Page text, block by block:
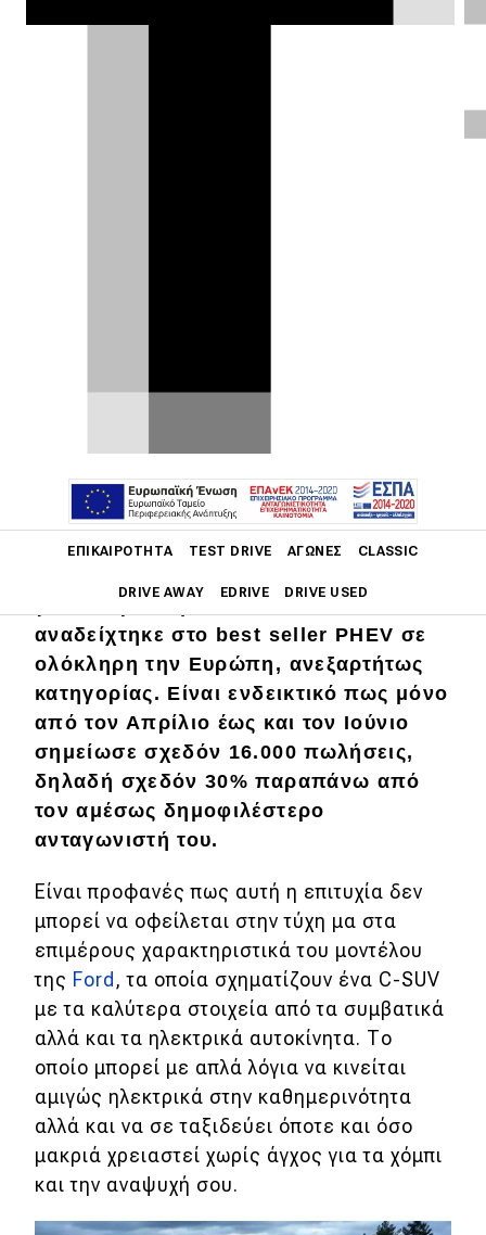
ΕΠΙΚΑΙΡΌΤΗΤΑ TEST DRIVE ΑΓΏΝΕΣ CLASSIC
DRIVE AWAY EDRIVE DRIVE USED
Main navigation
Επικαιρότητα
Νέα μοντέλα
Πρωτότυπα
Ελλάδα
Κόσμος
Τεχνολογία
Ασφάλεια
Αγορά
Απόψεις
Test Drive
Δοκιμή
Αποστολή
Συγκρίνουμε
αδυσώπητο ανταγωνισμό και αυτό
Οι αριθμοί λένε πάντα την αλήθεια. Και
για την περίπτωση του
Ford Kuga
αναδείχτηκε στο best seller PHEV σε
ολόκληρη την Ευρώπη, ανεξαρτήτως
κατηγορίας. Είναι ενδεικτικό πως μόνο
από τον Απρίλιο έως και τον Ιούνιο
σημείωσε σχεδόν 16.000 πωλήσεις,
δηλαδή σχεδόν 30% παραπάνω από
τον αμέσως δημοφιλέστερο
ανταγωνιστή του.
Είναι προφανές πως αυτή η επιτυχία δεν
μπορεί να οφείλεται στην τύχη μα στα
επιμέρους χαρακτηριστικά του μοντέλου
της Ford , τα οποία σχηματίζουν ένα C-SUV
με τα καλύτερα στοιχεία από τα συμβατικά
αλλά και τα ηλεκτρικά αυτοκίνητα. Το
οποίο μπορεί με απλά λόγια να κινείται
αμιγώς ηλεκτρικά στην καθημερινότητα
αλλά και να σε ταξιδεύει όποτε και όσο
μακριά χρειαστεί χωρίς άγχος για τα χόμπι
και την αναψυχή σου.